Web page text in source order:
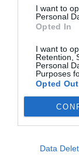
I want to
Personal
Opted In
I want to
Retention,
Personal
Purposes
Opted Out
Data